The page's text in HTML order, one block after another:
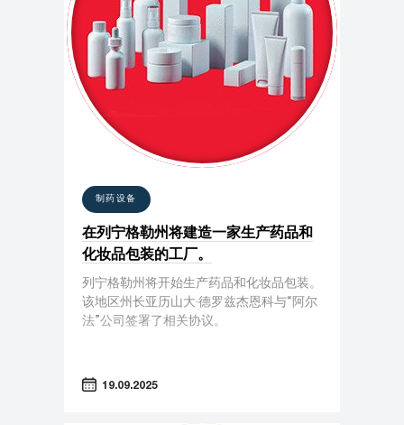
制药设备
在列宁格勒州将建造一家生产药品和
化妆品包装的工厂。
列宁格勒州将开始生产药品和化妆品包装。
该地区州长亚历山大·德罗兹杰恩科与“阿尔
法”公司签署了相关协议。
19.09.2025